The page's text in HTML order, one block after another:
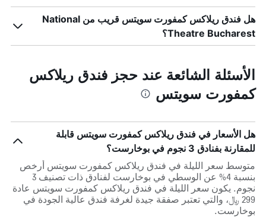
هل فندق ريلاكس كمفورت سويتس قريب من National
Theatre Bucharest؟
الأسئلة الشائعة عند حجز فندق ريلاكس
كمفورت سويتس
هل الأسعار في فندق ريلاكس كمفورت سويتس قابلة
للمقارنة بفنادق 3 نجوم في بوخارست؟
متوسط سعر الليلة في فندق ريلاكس كمفورت سويتس أرخص
بنسبة 4% عن الوسطي في بوخارست لفنادق ذات تصنيف 3
نجوم. يكون سعر الليلة في فندق ريلاكس كمفورت سويتس عادة
299 ﷼، والتي تعتبر صفقة جيدة لغرفة فندق عالية الجودة في
بوخارست.